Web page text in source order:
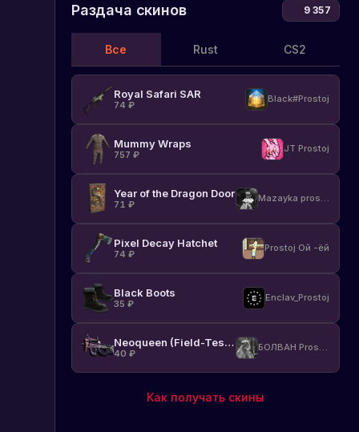
Раздача скинов 9 357
Все Rust CS2
Royal Safari SAR
74 ₽
Black#Prostoj
Mummy Wraps
757 ₽
JT Prostoj
Year of the Dragon Door
71 ₽
Mazayka prostoj
Pixel Decay Hatchet
74 ₽
Prostoj Ой -ёй
Black Boots
35 ₽
Enclav_Prostoj
Neoqueen (Field-Tested)
40 ₽
БОЛВАН Prostoj
Как получать скины